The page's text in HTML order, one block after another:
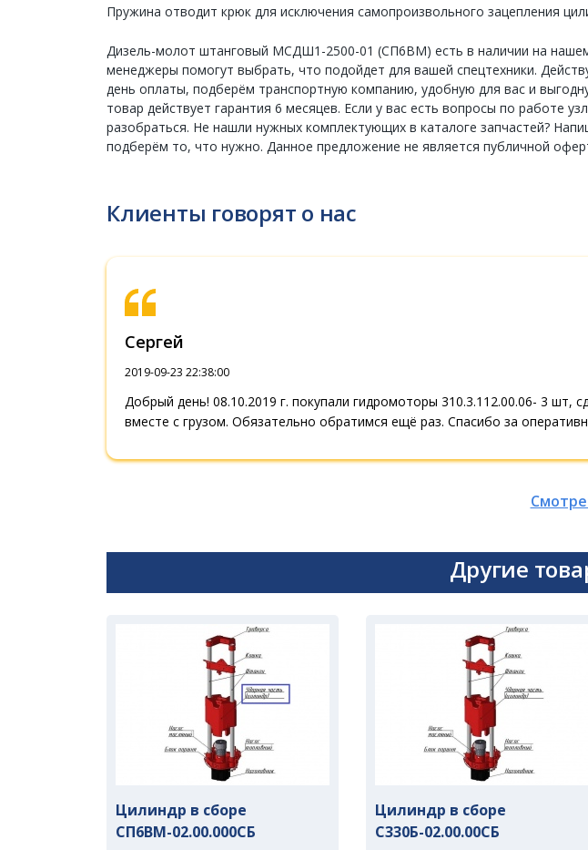
Пружина отводит крюк для исключения самопроизвольного зацепления
Дизель-молот штанговый МСДШ1-2500-01 (СП6ВМ) есть в наличии на
менеджеры помогут выбрать, что подойдет для вашей спецтехники.
день оплаты, подберём транспортную компанию, удобную для вас и
товар действует гарантия 6 месяцев. Если у вас есть вопросы по работе
разобраться. Не нашли нужных комплектующих в каталоге запчастей?
подберём то, что нужно. Данное предложение не является публичной
Клиенты говорят о нас
Сергей
2019-09-23 22:38:00
Добрый день! 08.10.2019 г. покупали гидромоторы 310.3.112.00.06- 3 шт,
вместе с грузом. Обязательно обратимся ещё раз. Спасибо за
Другие
Цилиндр в сборе
СП6ВМ-02.00.000СБ
Цилиндр в сборе
С330Б-02.00.00СБ